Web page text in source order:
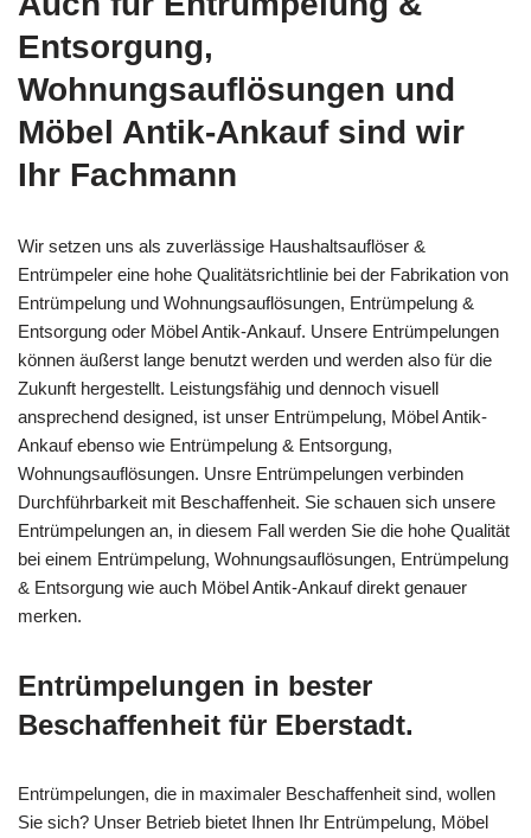
Entsorgung,
Wohnungsauflösungen und
Möbel Antik-Ankauf sind wir
Ihr Fachmann
Wir setzen uns als zuverlässige Haushaltsauflöser &
Entrümpeler eine hohe Qualitätsrichtlinie bei der Fabrikation von
Entrümpelung und Wohnungsauflösungen, Entrümpelung &
Entsorgung oder Möbel Antik-Ankauf. Unsere Entrümpelungen
können äußerst lange benutzt werden und werden also für die
Zukunft hergestellt. Leistungsfähig und dennoch visuell
ansprechend designed, ist unser Entrümpelung, Möbel Antik-
Ankauf ebenso wie Entrümpelung & Entsorgung,
Wohnungsauflösungen. Unsre Entrümpelungen verbinden
Durchführbarkeit mit Beschaffenheit. Sie schauen sich unsere
Entrümpelungen an, in diesem Fall werden Sie die hohe Qualität
bei einem Entrümpelung, Wohnungsauflösungen, Entrümpelung
& Entsorgung wie auch Möbel Antik-Ankauf direkt genauer
merken.
Entrümpelungen in bester
Beschaffenheit für Eberstadt.
Entrümpelungen, die in maximaler Beschaffenheit sind, wollen
Sie sich? Unser Betrieb bietet Ihnen Ihr Entrümpelung, Möbel